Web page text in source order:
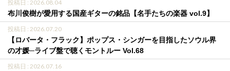
投稿日 : 2026.08.04
布川俊樹が愛用する国産ギターの銘品【名手たちの楽器 vol.9】
投稿日 : 2026.07.20
【ロバータ・フラック】ポップス・シンガーを目指したソウル界
の才媛─ライブ盤で聴くモントルー Vol.68
投稿日 : 2026.07.16